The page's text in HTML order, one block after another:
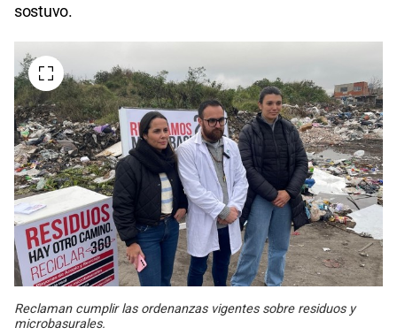
sostuvo.
Reclaman cumplir las ordenanzas vigentes sobre residuos y
microbasurales.